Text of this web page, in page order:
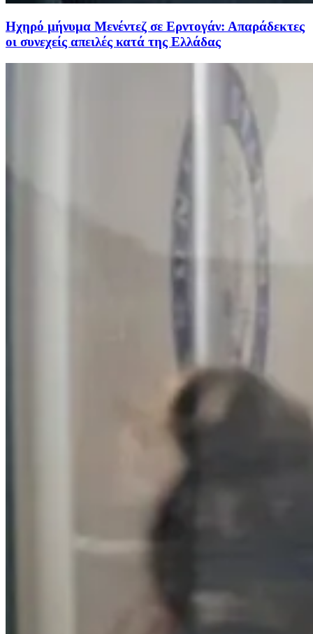
Ηχηρό μήνυμα Μενέντεζ σε Ερντογάν: Απαράδεκτες
οι συνεχείς απειλές κατά της Ελλάδας